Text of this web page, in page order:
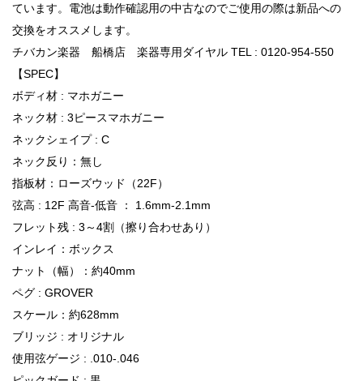
ています。電池は動作確認用の中古なのでご使用の際は新品への
交換をオススメします。
チバカン楽器 船橋店 楽器専用ダイヤル TEL : 0120-954-550
【SPEC】
ボディ材 : マホガニー
ネック材 : 3ピースマホガニー
ネックシェイプ : C
ネック反り：無し
指板材：ローズウッド（22F）
弦高 : 12F 高音-低音 ： 1.6mm-2.1mm
フレット残 : 3～4割（擦り合わせあり）
インレイ：ボックス
ナット（幅）：約40mm
ペグ : GROVER
スケール：約628mm
ブリッジ : オリジナル
使用弦ゲージ : .010-.046